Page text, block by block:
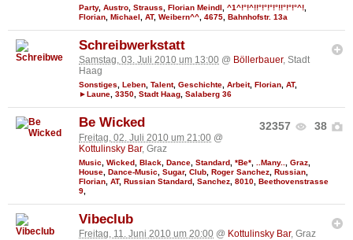
Party, Austro Strauss Florian Meindl ^1^!°!^!!°!°!°!°!!°!°!°^!
Florian Michael AT, Weibern^^ 4675 Bahnhofstr. 13a
Schreibwerkstatt
Samstag, 03. Juli 2010 um 13:00 @ Böllerbauer, Stadt
Haag
Sonstiges Leben Talent, Geschichte Arbeit, Florian AT,
►Laune 3350 Stadt Haag Salaberg 36
32357 38
Be Wicked
Freitag, 02. Juli 2010 um 21:00 @
Kottulinsky Bar, Graz
Music Wicked Black Dance Standard *Be* ..Many.. Graz
House Dance-Music Sugar, Club Roger Sanchez Russian
Florian AT, Russian Standard Sanchez 8010 Beethovenstrasse
9
Vibeclub
Freitag, 11. Juni 2010 um 20:00 @ Kottulinsky Bar, Graz